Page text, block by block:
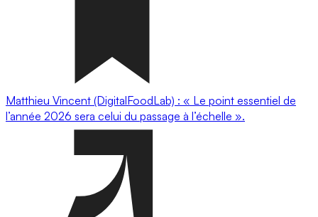
Matthieu Vincent (DigitalFoodLab) : « Le point essentiel de
l’année 2026 sera celui du passage à l’échelle ».